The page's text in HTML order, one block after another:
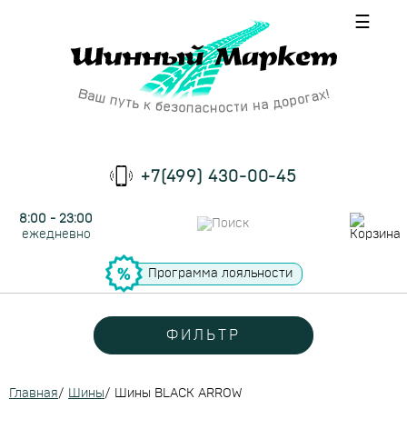
☰
+7(499) 430-00-45
8:00 - 23:00
ежедневно
Программа лояльности
ФИЛЬТР
Главная/ Шины/ Шины BLACK ARROW